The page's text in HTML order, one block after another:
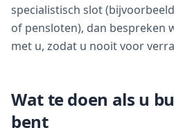
specialistisch slot
of pensloten), dan bespreken
met u, zodat u nooit voor
Wat te doen als u
bent